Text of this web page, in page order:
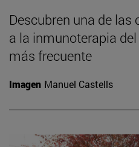
Descubren una de
a la inmunoterapia
más frecuente
Imagen Manuel Castells